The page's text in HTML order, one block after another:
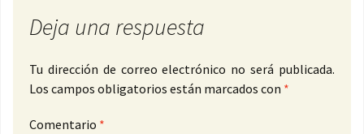
Deja una respuesta
Tu dirección de correo electrónico no será publicada.
Los campos obligatorios están marcados con *
Comentario *